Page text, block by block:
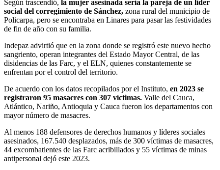
Según trascendió, la mujer asesinada sería la pareja de un líder
social del corregimiento de Sánchez, zona rural del municipio de
Policarpa, pero se encontraba en Linares para pasar las festividades
de fin de año con su familia.
Indepaz advirtió que en la zona donde se registró este nuevo hecho
sangriento, operan integrantes del Estado Mayor Central, de las
disidencias de las Farc, y el ELN, quienes constantemente se
enfrentan por el control del territorio.
De acuerdo con los datos recopilados por el Instituto, en 2023 se
registraron 95 masacres con 307 víctimas. Valle del Cauca,
Atlántico, Nariño, Antioquia y Cauca fueron los departamentos con
mayor número de masacres.
Al menos 188 defensores de derechos humanos y líderes sociales
asesinados, 167.540 desplazados, más de 300 víctimas de masacres,
44 excombatientes de las Farc acribillados y 55 víctimas de minas
antipersonal dejó este 2023.